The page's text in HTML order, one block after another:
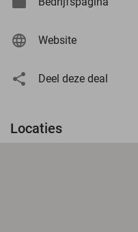
Website
Deel deze deal
Locaties